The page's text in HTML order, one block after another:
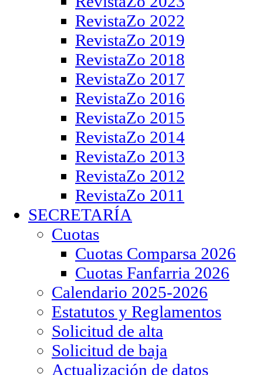
RevistaZo 2022
RevistaZo 2019
RevistaZo 2018
RevistaZo 2017
RevistaZo 2016
RevistaZo 2015
RevistaZo 2014
RevistaZo 2013
RevistaZo 2012
RevistaZo 2011
SECRETARÍA
Cuotas
Cuotas Comparsa 2026
Cuotas Fanfarria 2026
Calendario 2025-2026
Estatutos y Reglamentos
Solicitud de alta
Solicitud de baja
Actualización de datos